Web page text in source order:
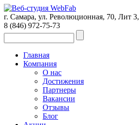
г. Самара, ул. Революционная, 70, Лит
8 (846) 972-75-73
Главная
Компания
О нас
Достижения
Партнеры
Вакансии
Отзывы
Блог